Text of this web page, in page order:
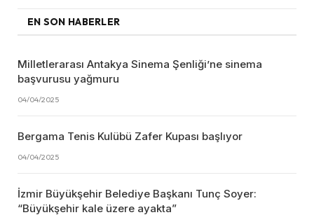
EN SON HABERLER
Milletlerarası Antakya Sinema Şenliği’ne sinema
başvurusu yağmuru
04/04/2025
Bergama Tenis Kulübü Zafer Kupası başlıyor
04/04/2025
İzmir Büyükşehir Belediye Başkanı Tunç Soyer:
“Büyükşehir kale üzere ayakta”